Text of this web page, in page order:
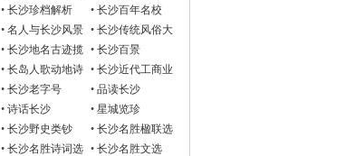
• 长沙珍档解析 • 长沙百年名校
• 名人与长沙风景 • 长沙传统风俗大
观
• 长沙地名古迹揽
胜
• 长沙百景
• 长岛人歌动地诗 • 长沙近代工商业
• 长沙老字号 • 品读长沙
• 诗话长沙 • 星城览珍
• 长沙野史类钞 • 长沙名胜楹联选
• 长沙名胜诗词选 • 长沙名胜文选